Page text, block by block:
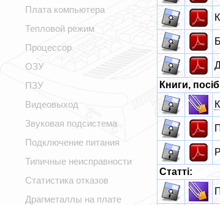
Плата компьютера
Тепловой режим
Процессор
ОЗУ
ПЗУ
Видеовыход
Звуковая подсистема
Подключение питания
Типичные неисправности
Статистика отказов
Драгметаллы на плате
Книги,
Статті: